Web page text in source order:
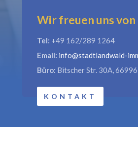
Wir freuen uns von
Tel: +49 162/289 1264
Email: info@stadtlandwald-
Büro: Bitscher Str. 30A,
KONTAKT